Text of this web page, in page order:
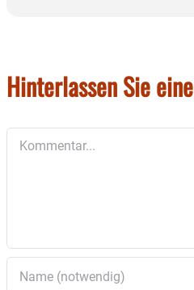
Hinterlassen Sie